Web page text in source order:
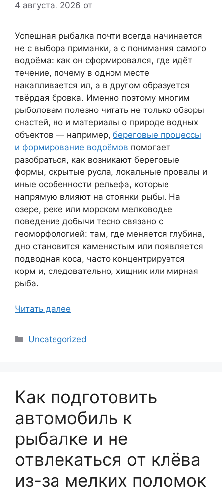
4 августа, 2026 от
Успешная рыбалка почти всегда начинается
не с выбора приманки, а с понимания самого
водоёма: как он сформировался, где идёт
течение, почему в одном месте
накапливается ил, а в другом образуется
твёрдая бровка. Именно поэтому многим
рыболовам полезно читать не только обзоры
снастей, но и материалы о природе водных
объектов — например, береговые процессы
и формирование водоёмов помогает
разобраться, как возникают береговые
формы, скрытые русла, локальные провалы и
иные особенности рельефа, которые
напрямую влияют на стоянки рыбы. На
озере, реке или морском мелководье
поведение добычи тесно связано с
геоморфологией: там, где меняется глубина,
дно становится каменистым или появляется
подводная коса, часто концентрируется
корм и, следовательно, хищник или мирная
рыба.
Читать далее
Рубрики
Uncategorized
Как подготовить
автомобиль к
рыбалке и не
отвлекаться от клёва
из-за мелких поломок